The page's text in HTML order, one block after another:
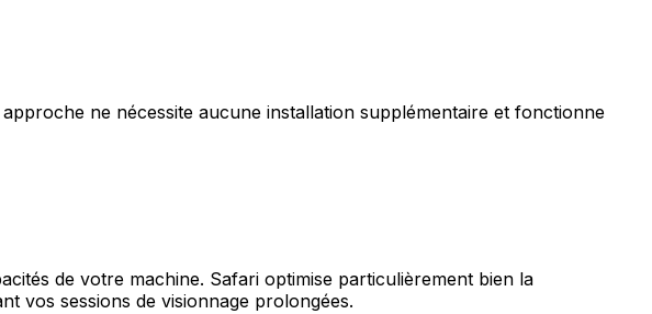
approche ne nécessite aucune installation supplémentaire et fonctionne
de votre machine. Safari optimise particulièrement bien la
vos sessions de visionnage prolongées.